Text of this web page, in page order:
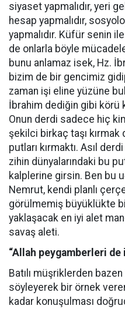
siyaset yapmalıdır, yeri
hesap yapmalıdır,
yapmalıdır. Küfür senin
de onlarla böyle
bunu anlamaz isek, Hz.
bizim de bir gencimiz
zaman işi eline yüzüne
İbrahim dediğin gibi körü
Onun derdi sadece hiç
şekilci birkaç taşı kırmak
putları kırmaktı. Asıl
zihin dünyalarındaki bu
kalplerine girsin. Ben bu
Nemrut, kendi planlı
görülmemiş büyüklükte
yaklaşacak en iyi alet
savaş aleti.
“Allah peygamberleri
Batılı müşriklerden
söyleyerek bir örnek
kadar konuşulması